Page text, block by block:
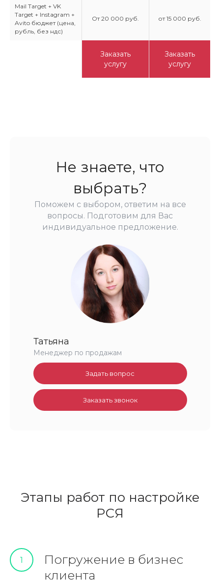
Mail Target + VK
Target + Instagram +
Avito бюджет (цена,
рубль, без ндс)
От 20 000 руб. от 15 000 руб.
Заказать
услугу
Заказать
услугу
Не знаете, что
выбрать?
Поможем с выбором, ответим на все
вопросы. Подготовим для Вас
индивидуальное предложение.
Татьяна
Менеджер по продажам
Задать вопрос
Заказать звонок
Этапы работ по настройке
РСЯ
1
Погружение в бизнес
клиента